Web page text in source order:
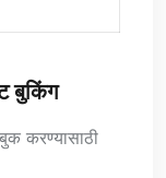
बुकिंग
करण्यासाठी